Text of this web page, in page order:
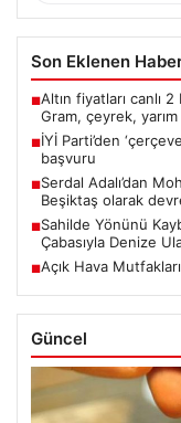
Son Eklenen
■Altın fiyatları canlı
Gram, çeyrek, yarım
■İYİ Parti’den
başvuru
■Serdal Adalı’dan
Beşiktaş olarak
■Sahilde Yönünü
Çabasıyla Denize
■Açık Hava
Güncel